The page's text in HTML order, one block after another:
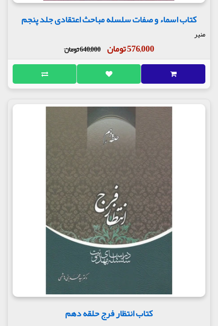
کتاب اسماء و صفات سلسله مباحث اعتقادی جلد پنجم
منیر
576,000 تومان 640,000 تومان
کتاب انتظار فرج حلقه دهم